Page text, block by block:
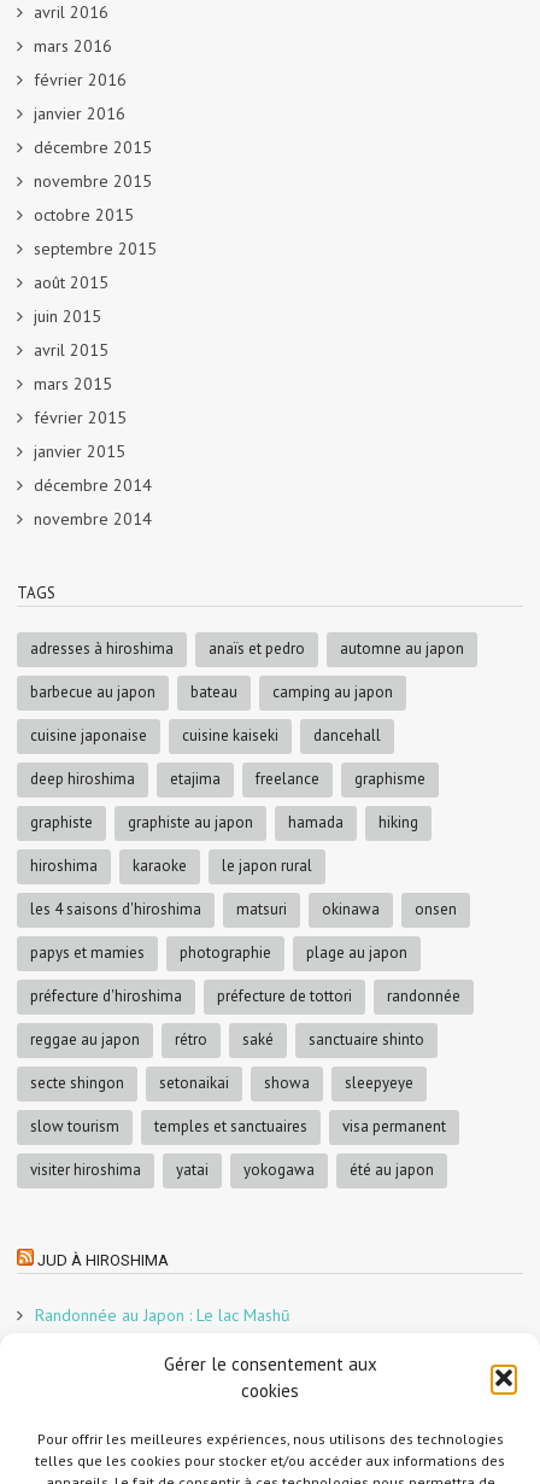
Gérer le consentement aux
cookies
Pour offrir les meilleures expériences, nous utilisons des technologies
telles que les cookies pour stocker et/ou accéder aux informations des
avril 2016
mars 2016
février 2016
janvier 2016
décembre 2015
novembre 2015
octobre 2015
septembre 2015
août 2015
juin 2015
avril 2015
mars 2015
février 2015
janvier 2015
décembre 2014
novembre 2014
TAGS
adresses à hiroshima anaïs et pedro automne au japon
barbecue au japon bateau camping au japon
cuisine japonaise cuisine kaiseki dancehall
deep hiroshima etajima freelance graphisme
graphiste graphiste au japon hamada hiking
hiroshima karaoke le japon rural
les 4 saisons d'hiroshima matsuri okinawa onsen
papys et mamies photographie plage au japon
préfecture d'hiroshima préfecture de tottori randonnée
reggae au japon rétro saké sanctuaire shinto
secte shingon setonaikai showa sleepyeye
slow tourism temples et sanctuaires visa permanent
visiter hiroshima yatai yokogawa été au japon
JUD À HIROSHIMA
Randonnée au Japon : Le lac Mashū
En direct sur Adobe France !
Un café et des cabanes dans la forêt
Slow Tourism à Tomo-no-Ura